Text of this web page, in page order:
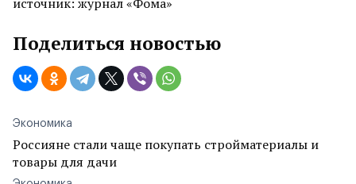
Поделиться новостью
Экономика
Россияне стали чаще покупать стройматериалы и
товары для дачи